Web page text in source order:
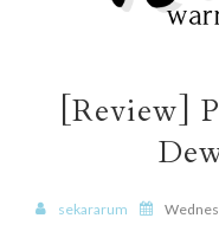
[Review]
sekararum